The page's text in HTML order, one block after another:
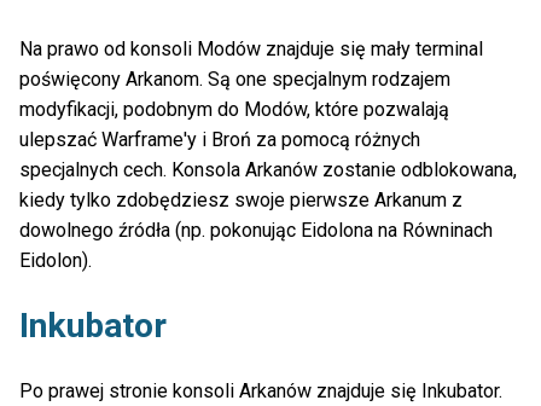
Na prawo od konsoli Modów znajduje się mały terminal
poświęcony Arkanom. Są one specjalnym rodzajem
modyfikacji, podobnym do Modów, które pozwalają
ulepszać Warframe'y i Broń za pomocą różnych
specjalnych cech. Konsola Arkanów zostanie odblokowana,
kiedy tylko zdobędziesz swoje pierwsze Arkanum z
dowolnego źródła (np. pokonując Eidolona na Równinach
Eidolon).
Inkubator
Po prawej stronie konsoli Arkanów znajduje się Inkubator.